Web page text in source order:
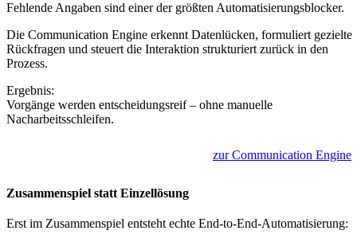
Fehlende Angaben sind einer der größten Automatisierungsblocker.
Die Communication Engine erkennt Datenlücken, formuliert gezielte
Rückfragen und steuert die Interaktion strukturiert zurück in den
Prozess.
Ergebnis:
Vorgänge werden entscheidungsreif – ohne manuelle
Nacharbeitsschleifen.
zur Communication Engine
Zusammenspiel statt Einzellösung
Erst im Zusammenspiel entsteht echte End-to-End-Automatisierung: